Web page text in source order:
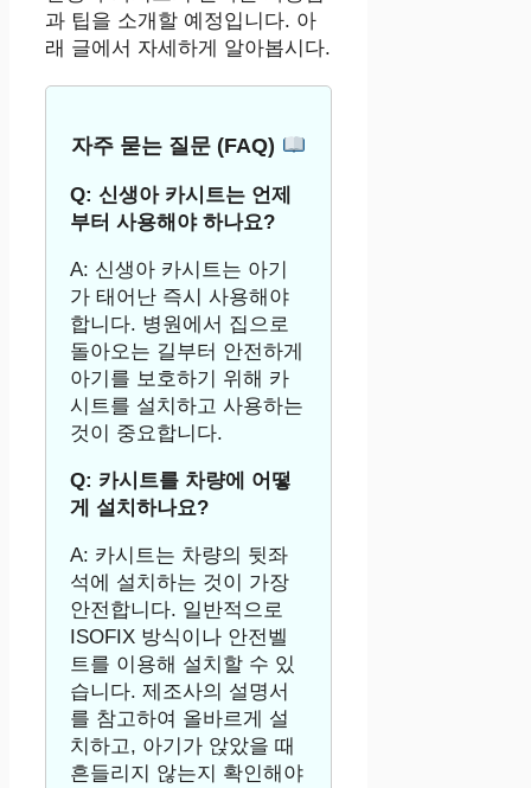
과 팁을 소개할 예정입니다. 아
래 글에서 자세하게 알아봅시다.
자주 묻는 질문 (FAQ)
Q: 신생아 카시트는 언제
부터 사용해야 하나요?
A: 신생아 카시트는 아기
가 태어난 즉시 사용해야
합니다. 병원에서 집으로
돌아오는 길부터 안전하게
아기를 보호하기 위해 카
시트를 설치하고 사용하는
것이 중요합니다.
Q: 카시트를 차량에 어떻
게 설치하나요?
A: 카시트는 차량의 뒷좌
석에 설치하는 것이 가장
안전합니다. 일반적으로
ISOFIX 방식이나 안전벨
트를 이용해 설치할 수 있
습니다. 제조사의 설명서
를 참고하여 올바르게 설
치하고, 아기가 앉았을 때
흔들리지 않는지 확인해야